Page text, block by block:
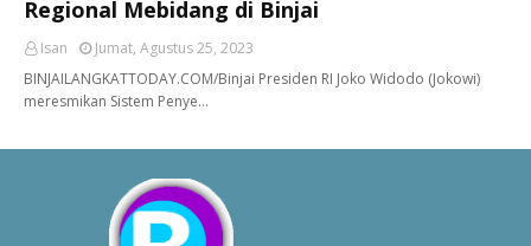
Regional Mebidang di Binjai
Isan
Jumat, Agustus 25, 2023
BINJAILANGKATTODAY.COM/Binjai Presiden RI Joko Widodo (Jokowi)
meresmikan Sistem Penye…